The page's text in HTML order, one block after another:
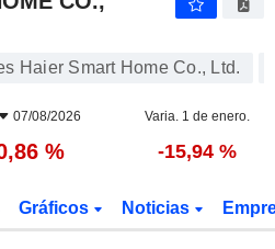
Haier Smart Home Co., Ltd.
07/08/2026 Varia. 1 de enero.
% -15,94 %
Gráficos Noticias